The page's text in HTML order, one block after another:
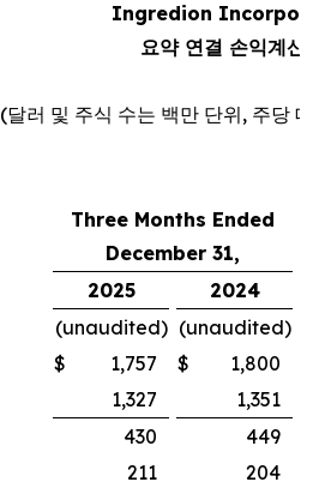
Ingredion
요약 연결 손익계산
(달러 및 주식 수는 백만 단위, 주당
Three Months Ended
December 31,
2025
2024
(unaudited) (unaudited)
$ 1,757 $
1,800
1,327
1,351
430
449
211
204